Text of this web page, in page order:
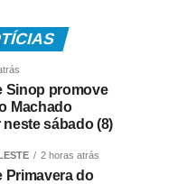
Sinop promove
Machado
sábado (8)
2 horas atrás
Primavera do